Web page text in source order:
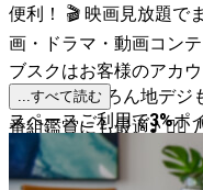
便利！ 🎬 映画見放題でまったり鑑賞♪ 大画面テレビで映
画・ドラマ・動画コン
ブスクはお客様のアカ
い！ 📺 もちろん地デジも視聴可能！ スポーツ観戦やテレビ
番組鑑賞にも最適♪ 🚶‍♀️ 八王子駅から徒歩7分の好立地！ 観
光や出張ついでの利用にもぴったり
が徒歩1分以内に多数！ お
...すべて読む
スペースご利用で3%ポ